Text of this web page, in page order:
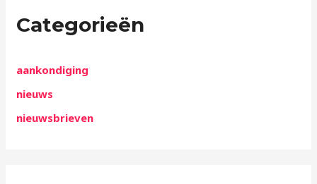
Categorieën
aankondiging
nieuws
nieuwsbrieven